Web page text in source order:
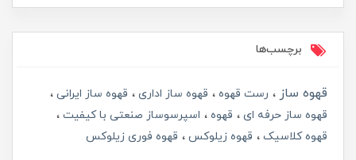
برچسب‌ها
قهوه ساز رست قهوه قهوه ساز اداری
قهوه ساز ایرانی
قهوه ساز حرفه ای
قهوه
اسپرسوساز صنعتی با کیفیت
قهوه کلاسیک
قهوه زیلوکس قهوه فوری زیلوکس